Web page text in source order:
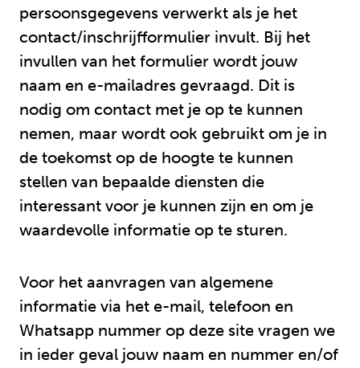
persoonsgegevens verwerkt als je het
contact/inschrijfformulier invult. Bij het
invullen van het formulier wordt jouw
naam en e-mailadres gevraagd. Dit is
nodig om contact met je op te kunnen
nemen, maar wordt ook gebruikt om je in
de toekomst op de hoogte te kunnen
stellen van bepaalde diensten die
interessant voor je kunnen zijn en om je
waardevolle informatie op te sturen.
Voor het aanvragen van algemene
informatie via het e-mail, telefoon en
Whatsapp nummer op deze site vragen we
in ieder geval jouw naam en nummer en/of